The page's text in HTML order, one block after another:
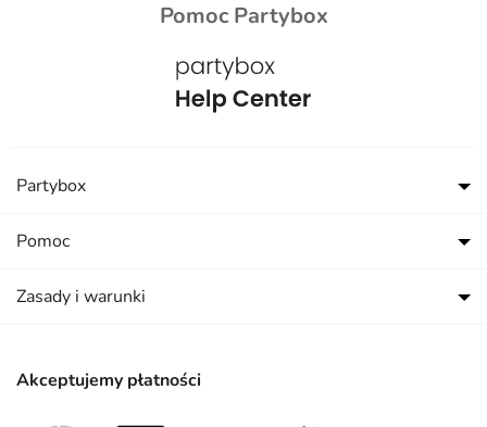
Pomoc Partybox
Akceptujemy płatności
Partybox
Pomoc
Zasady i warunki